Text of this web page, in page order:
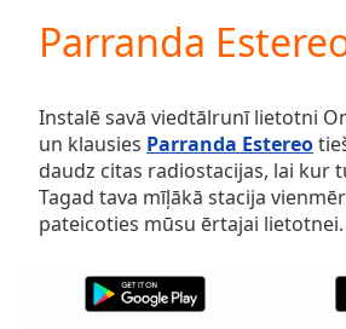
Video
Skip
Forward
Mute
Current
Time0:00
Duration-:-
Parranda
Instalē savā viedtālrunī lietotni
un klausies Parranda Estereo
daudz citas radiostacijas, lai kur
Tagad tava mīļākā stacija
pateicoties mūsu ērtajai lietotnei.